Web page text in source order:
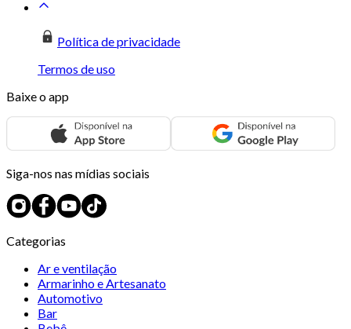
Política de privacidade
Termos de uso
Baixe o app
Siga-nos nas mídias sociais
Categorias
Ar e ventilação
Armarinho e Artesanato
Automotivo
Bar